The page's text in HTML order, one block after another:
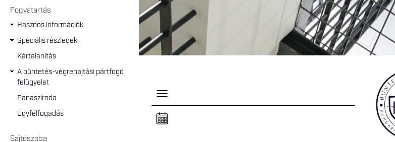
Fogvatartás
Hasznos információk
Speciális részlegek
Kártalanítás
A büntetés-végrehajtási pártfogó
felügyelet
Panasziroda
Ügyfélfogadás
Sajtószoba
P
e
l